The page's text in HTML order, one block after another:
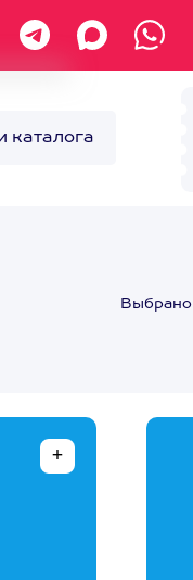
каталога
Выбрано